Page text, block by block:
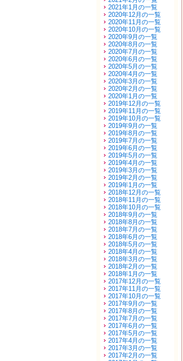
2021年1月の一覧
2020年12月の一覧
2020年11月の一覧
2020年10月の一覧
2020年9月の一覧
2020年8月の一覧
2020年7月の一覧
2020年6月の一覧
2020年5月の一覧
2020年4月の一覧
2020年3月の一覧
2020年2月の一覧
2020年1月の一覧
2019年12月の一覧
2019年11月の一覧
2019年10月の一覧
2019年9月の一覧
2019年8月の一覧
2019年7月の一覧
2019年6月の一覧
2019年5月の一覧
2019年4月の一覧
2019年3月の一覧
2019年2月の一覧
2019年1月の一覧
2018年12月の一覧
2018年11月の一覧
2018年10月の一覧
2018年9月の一覧
2018年8月の一覧
2018年7月の一覧
2018年6月の一覧
2018年5月の一覧
2018年4月の一覧
2018年3月の一覧
2018年2月の一覧
2018年1月の一覧
2017年12月の一覧
2017年11月の一覧
2017年10月の一覧
2017年9月の一覧
2017年8月の一覧
2017年7月の一覧
2017年6月の一覧
2017年5月の一覧
2017年4月の一覧
2017年3月の一覧
2017年2月の一覧